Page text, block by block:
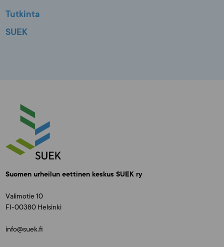
Tutkinta
SUEK
Suomen urheilun eettinen keskus SUEK ry
Valimotie 10
FI-00380 Helsinki
info@suek.fi